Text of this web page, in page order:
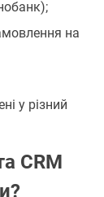
на
у різний
CRM